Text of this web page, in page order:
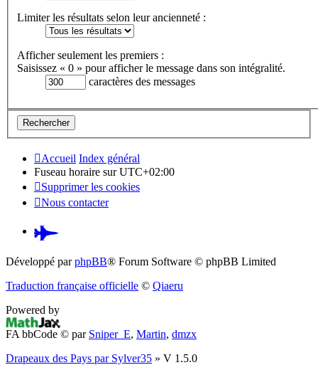
Limiter les résultats selon leur ancienneté :
Afficher seulement les premiers :
Saisissez « 0 » pour afficher le message dans son intégralité.
caractères des messages
Accueil Index général
Fuseau horaire surUTC+02:00
Supprimer les cookies
Nous contacter
Pardus.at
(S’ouvre
nouvel
Développé parphpBB® Forum Software © phpBB Limited
Traduction française officielle © Qiaeru
Powered by
FA bbCode © par Sniper_E, Martin, dmzx
Drapeaux des Pays par Sylver35 » V 1.5.0